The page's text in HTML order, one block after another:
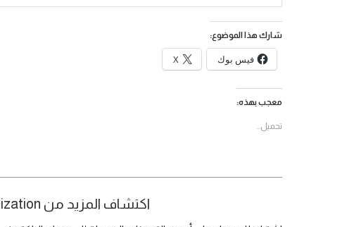
شارك هذا الموضوع:
فيس بوك X
معجب بهذه:
تحميل...
اكتشاف المزيد من Bamboo Organization